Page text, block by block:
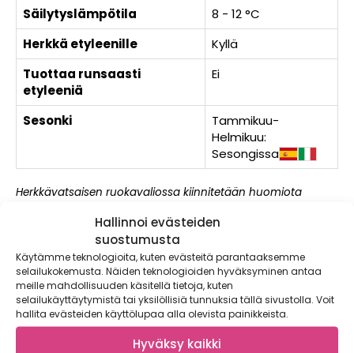
Hallinnoi evästeiden
suostumusta
Käytämme teknologioita, kuten evästeitä parantaaksemme
selailukokemusta. Näiden teknologioiden hyväksyminen antaa
meille mahdollisuuden käsitellä tietoja, kuten
selailukäyttäytymistä tai yksilöllisiä tunnuksia tällä sivustolla. Voit
hallita evästeiden käyttölupaa alla olevista painikkeista.
Hyväksy kaikki
Säilytyslämpötila
8 - 12 °C
Herkkä etyleenille
Kyllä
Tuottaa runsaasti
etyleeniä
Ei
Sesonki
Tammikuu-
Helmikuu:
Sesongissa
Herkkävatsaisen ruokavaliossa kiinnitetään huomiota
fermentoituvat oligosakkaridit, disakkaridit, monosakkaridit
ja polyolit. Nämä ovat imeytymättömiä hiilihydraatteja, joita
loytyy myös monista vihanneksista, hedelmistä ja
marjoista. Kyseiset hiilihydraatit eivat imeydy ohutsuolessa
vaan kulkeutuvat paksusuoleen, jossa ne fermentoituvat ja
tuottavat osalle ihmisistä suolisto-oireita.
Vihreä
Soveltuu FODMAP-ruokavalioon.